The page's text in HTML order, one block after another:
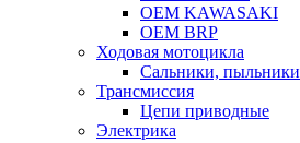
OEM KAWASAKI
OEM BRP
Ходовая мотоцикла
Сальники, пыльники
Трансмиссия
Цепи приводные
Электрика